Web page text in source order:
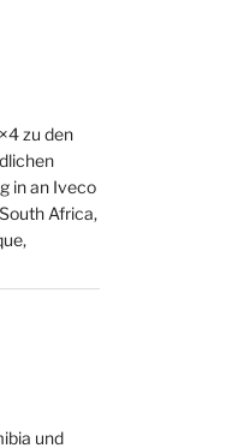
zu den
in an Iveco
Africa,
und